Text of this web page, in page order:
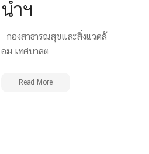
น้ำฯ
กองสาธารณสุขและสิ่งแวดล้
อม เทศบาลต
Read More